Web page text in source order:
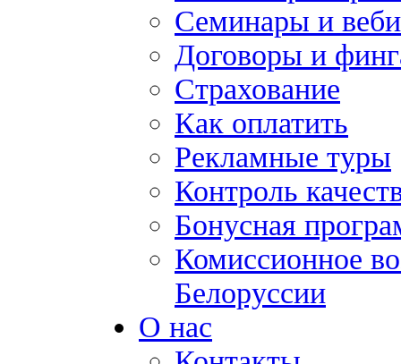
Семинары и
Договоры и
Страхование
Как оплатить
Рекламные туры
Контроль
Бонусная
Комиссионное
Белоруссии
О нас